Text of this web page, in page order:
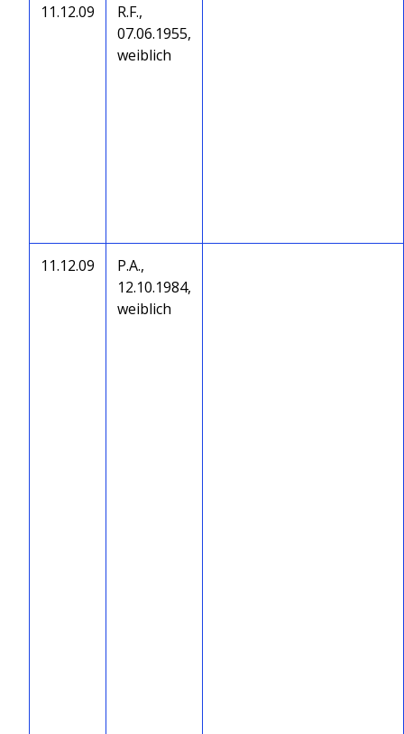
11.12.09
R.F.,
07.06.1955,
weiblich
11.12.09
P.A.,
12.10.1984,
weiblich